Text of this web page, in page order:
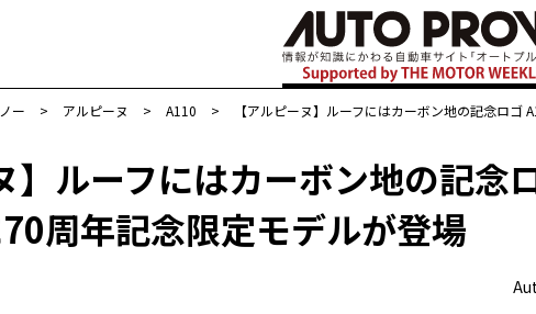
ー > アルピーヌ > A110 > 【アルピーヌ】ルーフにはカーボン地の記念ロ
】ルーフにはカーボン地の記念
周年記念限定モデルが登場